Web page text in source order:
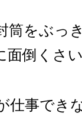
筒をぶっ
面倒くさ
仕事でき